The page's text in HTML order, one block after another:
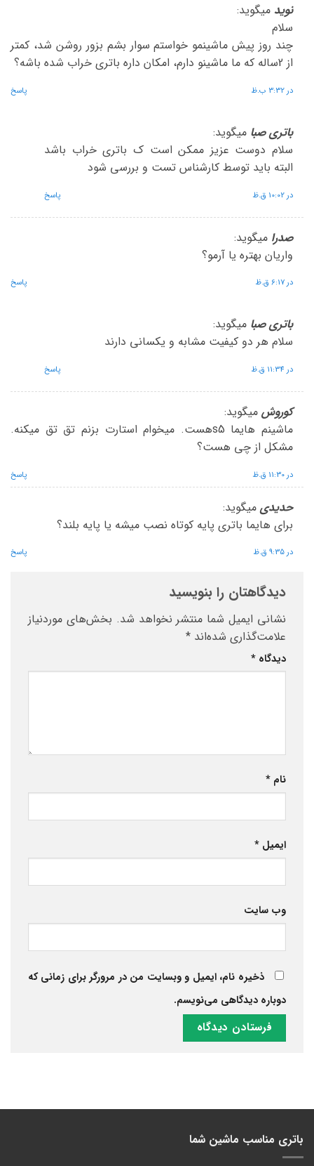
نوید میگوید:
سلام
چند روز پیش ماشینمو خواستم سوار بشم بزور روشن شد، کمتر
از 2ساله که ما ماشینو دارم، امکان داره باتری خراب شده باشه؟
در 3:32 ب.ظ پاسخ
باتری صبا میگوید:
سلام دوست عزیز ممکن است ک باتری خراب باشد
البته باید توسط کارشناس تست و بررسی شود
در 10:02 ق.ظ پاسخ
صدرا میگوید:
واریان بهتره یا آرمو؟
در 6:17 ق.ظ پاسخ
باتری صبا میگوید:
سلام هر دو کیفیت مشابه و یکسانی دارند
در 11:34 ق.ظ پاسخ
کوروش میگوید:
ماشینم هایما s5هست. میخوام استارت بزنم تق تق میکنه.
مشکل از چی هست؟
در 11:30 ق.ظ پاسخ
حدیدی میگوید:
برای هایما باتری پایه کوتاه نصب میشه یا پایه بلند؟
در 9:35 ق.ظ پاسخ
دیدگاهتان را بنویسید
نشانی ایمیل شما منتشر نخواهد شد. بخش‌های موردنیاز
علامت‌گذاری شده‌اند *
دیدگاه *
نام *
ایمیل *
وب‌ سایت
ذخیره نام، ایمیل و وبسایت من در مرورگر برای زمانی که
دوباره دیدگاهی می‌نویسم.
باتری مناسب ماشین شما